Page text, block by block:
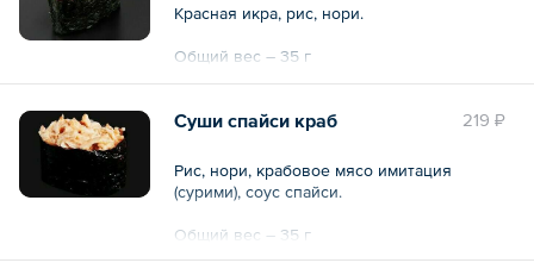
Красная икра, рис, нори.
Общий вес – 35 г
219 ₽
Суши спайси краб
Рис, нори, крабовое мясо имитация
(сурими), соус спайси.
Общий вес – 35 г